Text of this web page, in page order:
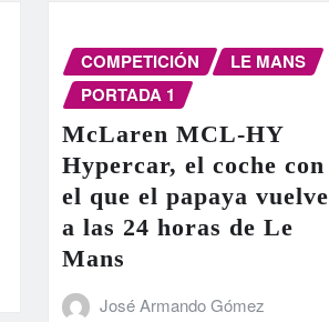
COMPETICIÓN
LE MANS
PORTADA 1
McLaren MCL-HY
Hypercar, el coche con
el que el papaya vuelve
a las 24 horas de Le
Mans
José Armando Gómez